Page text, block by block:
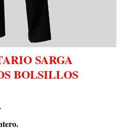
SARGA
BOLSILLOS